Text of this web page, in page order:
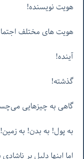
هویت نویسنده!
هویت های مختلف
آینده!
گذشته!
گاهی به چیزهایی
به پول! به بدن! به زمین!
اما اینها دلیل بر